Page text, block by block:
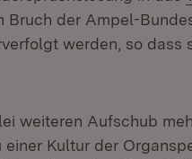
Bruch der Ampel-
werden, so dass
weiteren Aufschub
Kultur der